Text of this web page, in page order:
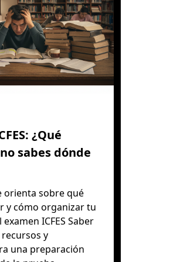
¿Qué
sabes dónde
orienta sobre qué
y cómo organizar tu
ICFES Saber
y
una preparación